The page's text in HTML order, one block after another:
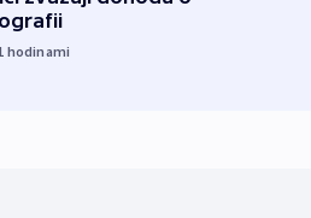
hodinami